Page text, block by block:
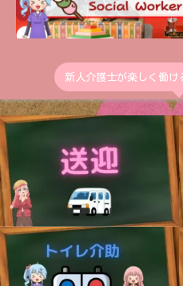
新人介護士が楽しく働け